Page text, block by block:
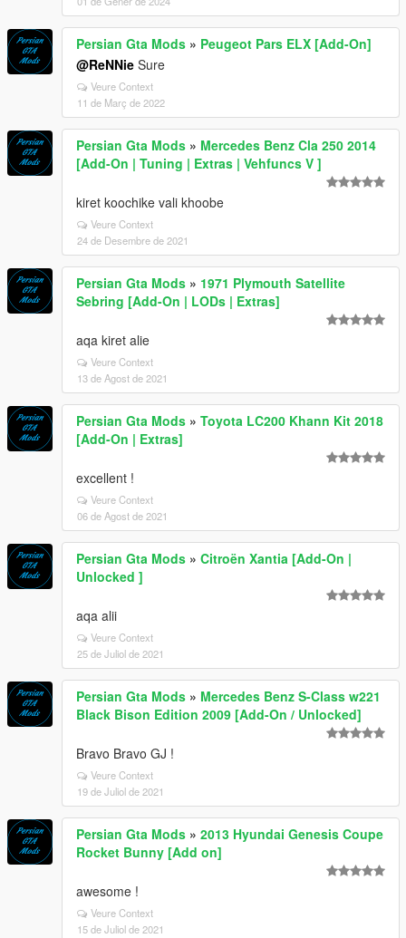
Persian Gta Mods » Peugeot Pars ELX [Add-On]
@ReNNie Sure
Veure Context
11 de Març de 2022
Persian Gta Mods » Mercedes Benz Cla 250 2014
[Add-On | Tuning | Extras | Vehfuncs V ]
kiret koochike vali khoobe
Veure Context
24 de Desembre de 2021
Persian Gta Mods » 1971 Plymouth Satellite
Sebring [Add-On | LODs | Extras]
aqa kiret alie
Veure Context
13 de Agost de 2021
Persian Gta Mods » Toyota LC200 Khann Kit 2018
[Add-On | Extras]
excellent !
Veure Context
06 de Agost de 2021
Persian Gta Mods » Citroën Xantia [Add-On |
Unlocked ]
aqa alii
Veure Context
25 de Juliol de 2021
Persian Gta Mods » Mercedes Benz S-Class w221
Black Bison Edition 2009 [Add-On / Unlocked]
Bravo Bravo GJ !
Veure Context
19 de Juliol de 2021
Persian Gta Mods » 2013 Hyundai Genesis Coupe
Rocket Bunny [Add on]
awesome !
Veure Context
15 de Juliol de 2021